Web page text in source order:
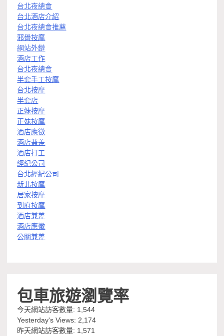
台北夜總會
台北酒店介紹
台北夜總會推薦
邪骨按摩
網站外鏈
酒店工作
台北夜總會
半套手工按摩
台北按摩
半套店
正妹按摩
正妹按摩
酒店應徵
酒店兼差
酒店打工
經紀公司
台北經紀公司
新北按摩
居家按摩
到府按摩
酒店兼差
酒店應徵
公關兼差
包車旅遊瀏覽率
今天網站訪客數量: 1,544
Yesterday's Views: 2,174
昨天網站訪客數量: 1,571